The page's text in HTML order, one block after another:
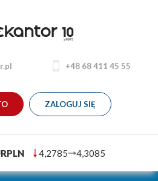
+48 68 411 45 55
ZALOGUJ SIĘ
4,2785 4,3085